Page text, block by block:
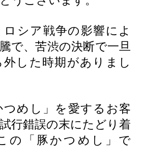
シア戦争の影響によ
で、苦渋の決断で一旦
した時期がありまし
つめし」を愛するお客
行錯誤の末にたどり着
の「豚かつめし」で